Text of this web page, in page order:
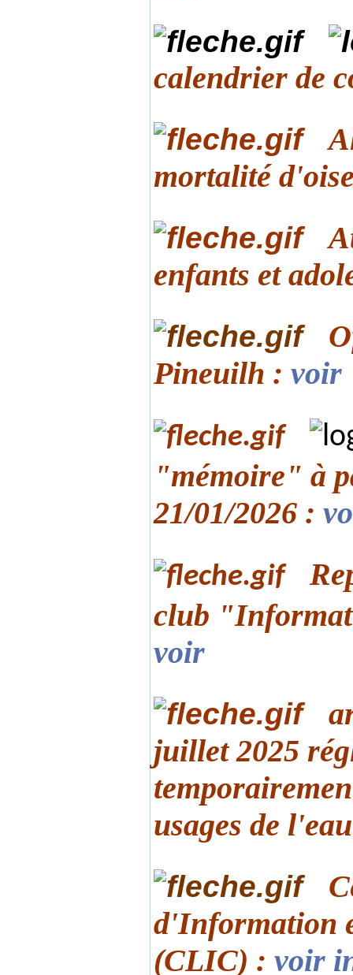
calendrier de
mortalité
enfants et
Pineuilh : voir
"mémoire" à
21/01/2026 :
club
voir
juillet 2025
usages de
d'Information
(CLIC) : voir